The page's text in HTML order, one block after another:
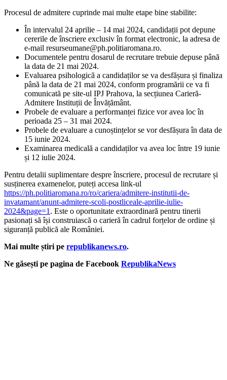
Procesul de admitere cuprinde mai multe etape bine stabilite:
În intervalul 24 aprilie – 14 mai 2024, candidații pot depune
cererile de înscriere exclusiv în format electronic, la adresa de
e-mail resurseumane@ph.politiaromana.ro.
Documentele pentru dosarul de recrutare trebuie depuse până
la data de 21 mai 2024.
Evaluarea psihologică a candidaților se va desfășura și finaliza
până la data de 21 mai 2024, conform programării ce va fi
comunicată pe site-ul IPJ Prahova, la secțiunea Carieră-
Admitere Instituții de Învățământ.
Probele de evaluare a performanței fizice vor avea loc în
perioada 25 – 31 mai 2024.
Probele de evaluare a cunoștințelor se vor desfășura în data de
15 iunie 2024.
Examinarea medicală a candidaților va avea loc între 19 iunie
și 12 iulie 2024.
Pentru detalii suplimentare despre înscriere, procesul de recrutare și
susținerea examenelor, puteți accesa link-ul
https://ph.politiaromana.ro/ro/cariera/admitere-institutii-de-
invatamant/anunt-admitere-scoli-postliceale-aprilie-iulie-
2024&page=1 . Este o oportunitate extraordinară pentru tinerii
pasionați să își construiască o carieră în cadrul forțelor de ordine și
siguranță publică ale României.
Mai multe știri pe republikanews.ro.
Ne găsești pe pagina de Facebook RepublikaNews